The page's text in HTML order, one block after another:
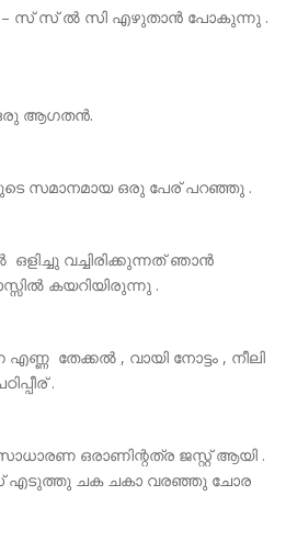
– സ് സ് ൽ സി എഴുതാൻ പോകുന്നു .
ഒരു ആഗതൻ.
സമാനമായ ഒരു പേര് പറഞ്ഞു .
വച്ചിരിക്കുന്നത് ഞാൻ
കയറിയിരുന്നു .
എണ്ണ തേക്കൽ , വായി നോട്ടം , നീലി
.
ഒരാണിന്റത്ര ജസ്റ്റ് ആയി .
എടുത്തു ചക ചകാ വരഞ്ഞു ചോര